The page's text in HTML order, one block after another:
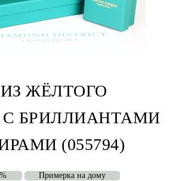
ЖЁЛТОГО
С БРИЛЛИАНТАМИ
(055794)
Примерка на дому